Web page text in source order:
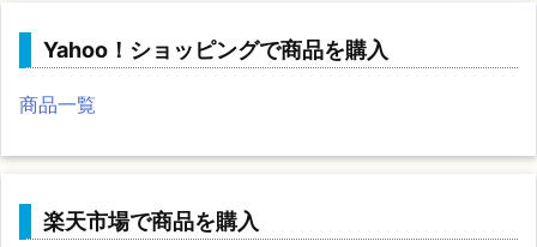
Yahoo！ショッピングで商品を購入
商品一覧
楽天市場で商品を購入